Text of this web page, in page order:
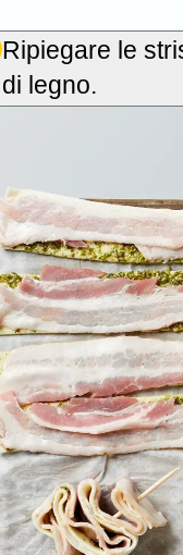
Ripiegare le
di legno.